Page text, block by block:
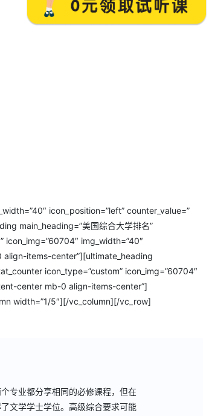
icon_position=”left” counter_value=”
main_heading=”美国综合大学排名”
img_width=”40″
align-items-center”][ultimate_heading
icon_type=”custom” icon_img=”60704″
center mb-0 align-items-center”]
width=”1/5″][/vc_column][/vc_row]
专业都分享相同的必修课程，但在
文学学士学位。高级综合要求可能